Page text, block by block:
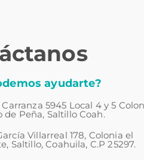
ayudarte?
Carranza 5945 Local 4 y 5
de Peña, Saltillo Coah.
Villarreal 178, Colonia el
Saltillo, Coahuila, C.P 25297.